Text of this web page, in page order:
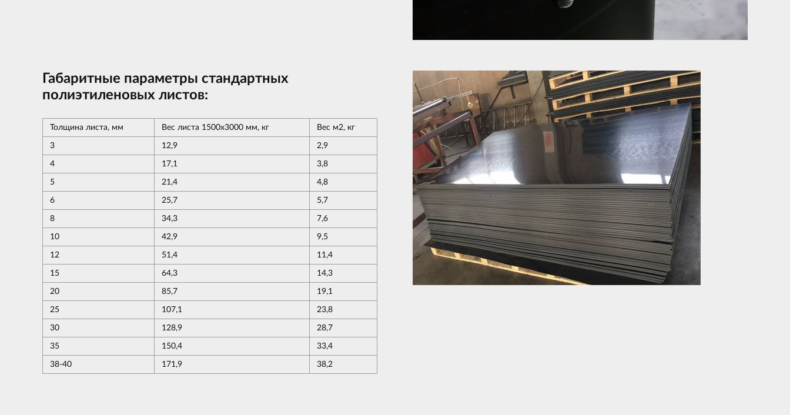
Габаритные параметры стандартных
полиэтиленовых листов:
Толщина листа, мм Вес листа 1500х3000 мм, кг Вес м2, кг
3 12,9 2,9
4 17,1 3,8
5 21,4 4,8
6 25,7 5,7
8 34,3 7,6
10 42,9 9,5
12 51,4 11,4
15 64,3 14,3
20 85,7 19,1
25 107,1 23,8
30 128,9 28,7
35 150,4 33,4
38-40 171,9 38,2